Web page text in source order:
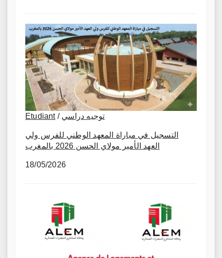
Etudiant/ توجيه دراسي
التسجيل في مباراة المعهد الوطني للفرس ولي
العهد الأمير مولاي الحسن 2026 بالمغرب
18/05/2026